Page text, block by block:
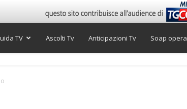
TV Ascolti Tv Anticipazioni Tv Soap opera